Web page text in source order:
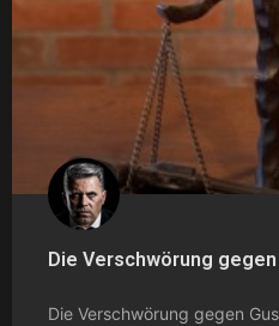
Die Verschwörung
Die Verschwörung gegen